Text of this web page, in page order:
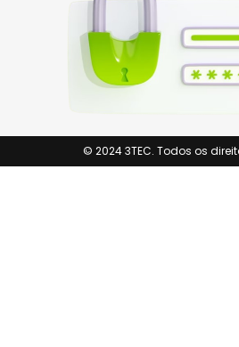
© 2024 3TEC. Todos os